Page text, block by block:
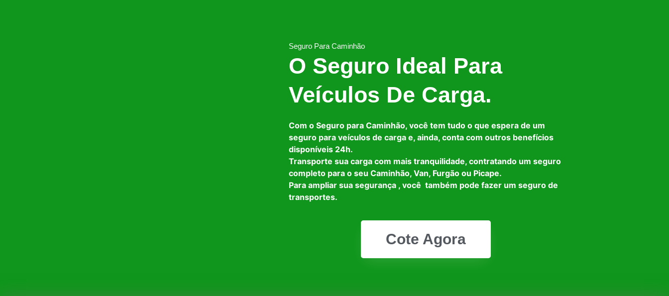
Seguro Para Caminhão
O Seguro Ideal Para
Veículos De Carga.
Com o Seguro para Caminhão, você tem tudo o que espera de um
seguro para veículos de carga e, ainda, conta com outros benefícios
disponíveis 24h.
Transporte sua carga com mais tranquilidade, contratando um seguro
completo para o seu Caminhão, Van, Furgão ou Picape.
Para ampliar sua segurança , você também pode fazer um seguro de
transportes.
Cote Agora